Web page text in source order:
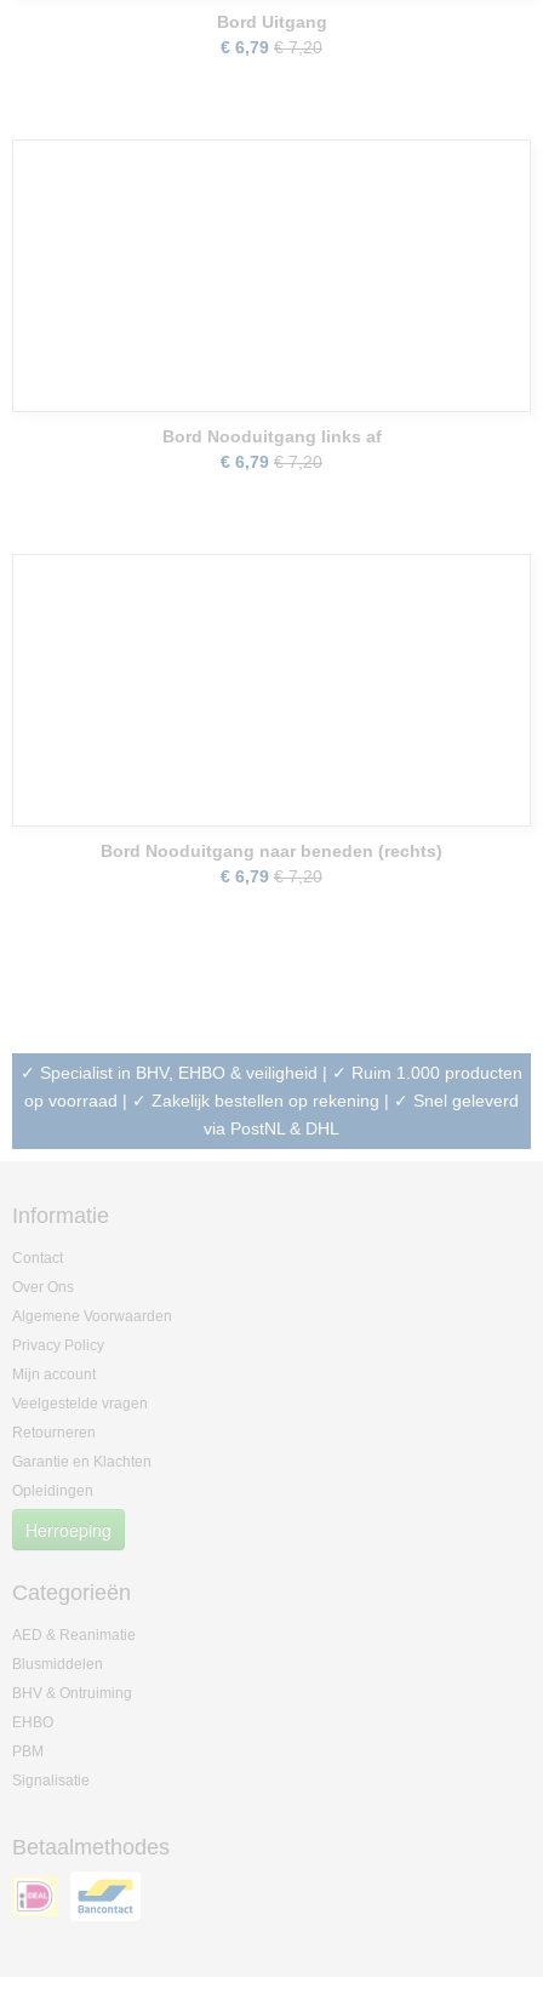
Bord Uitgang
€ 6,79 € 7,20
Bord Nooduitgang links af
€ 6,79 € 7,20
Bord Nooduitgang naar beneden (rechts)
€ 6,79 € 7,20
✓ Specialist in BHV, EHBO & veiligheid | ✓ Ruim 1.000 producten
op voorraad | ✓ Zakelijk bestellen op rekening | ✓ Snel geleverd
via PostNL & DHL
Informatie
Contact
Over Ons
Algemene Voorwaarden
Privacy Policy
Mijn account
Veelgestelde vragen
Retourneren
Garantie en Klachten
Opleidingen
Herroeping
Categorieën
AED & Reanimatie
Blusmiddelen
BHV & Ontruiming
EHBO
PBM
Signalisatie
Betaalmethodes